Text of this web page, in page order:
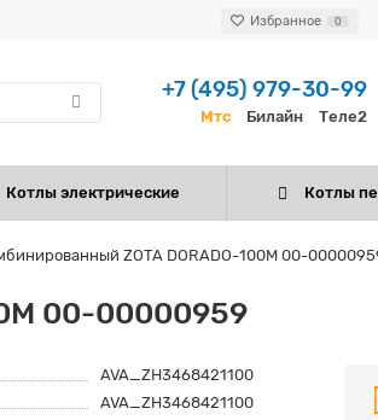
Избранное 0
+7 (495) 979-30-99
Мтс Билайн Теле2
Котлы электрические Котлы
ZOTA DORADO-100M 00-
00-00000959
AVA_ZH3468421100
AVA_ZH3468421100